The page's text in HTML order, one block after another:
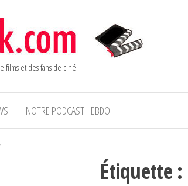
films et des fans de ciné
NOTRE PODCAST HEBDO
Étiquette :